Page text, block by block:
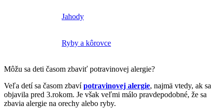
Jahody
Ryby a kôrovce
Môžu sa deti časom zbaviť potravinovej alergie?
Veľa detí sa časom zbavípotravinovej alergie, najmä vtedy, ak sa
objavila pred 3.rokom. Je však veľmi málo pravdepodobné, že sa
zbavia alergie na orechy alebo ryby.